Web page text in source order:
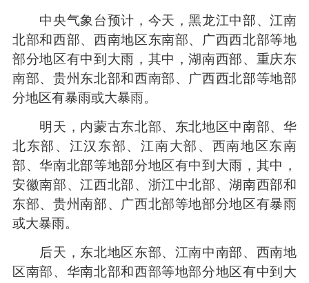
中央气象台预计，今天，黑龙江中部、江南
北部和西部、西南地区东南部、广西西北部等地
部分地区有中到大雨，其中，湖南西部、重庆东
南部、贵州东北部和西南部、广西西北部等地部
分地区有暴雨或大暴雨。
明天，内蒙古东北部、东北地区中南部、华
北东部、江汉东部、江南大部、西南地区东南
部、华南北部等地部分地区有中到大雨，其中，
安徽南部、江西北部、浙江中北部、湖南西部和
东部、贵州南部、广西北部等地部分地区有暴雨
或大暴雨。
后天，东北地区东部、江南中南部、西南地
区南部、华南北部和西部等地部分地区有中到大